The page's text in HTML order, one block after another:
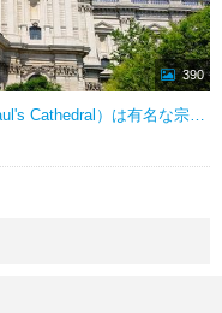
390
セント・ポール大聖堂（St. Paul's Cathedral）は有名な宗教聖地であります。世界第5位、そしてイギリスに最も重要な大聖堂であり、また世界第2位のドームを持つ大聖堂でもあります。この大聖堂は、英国を代表する設